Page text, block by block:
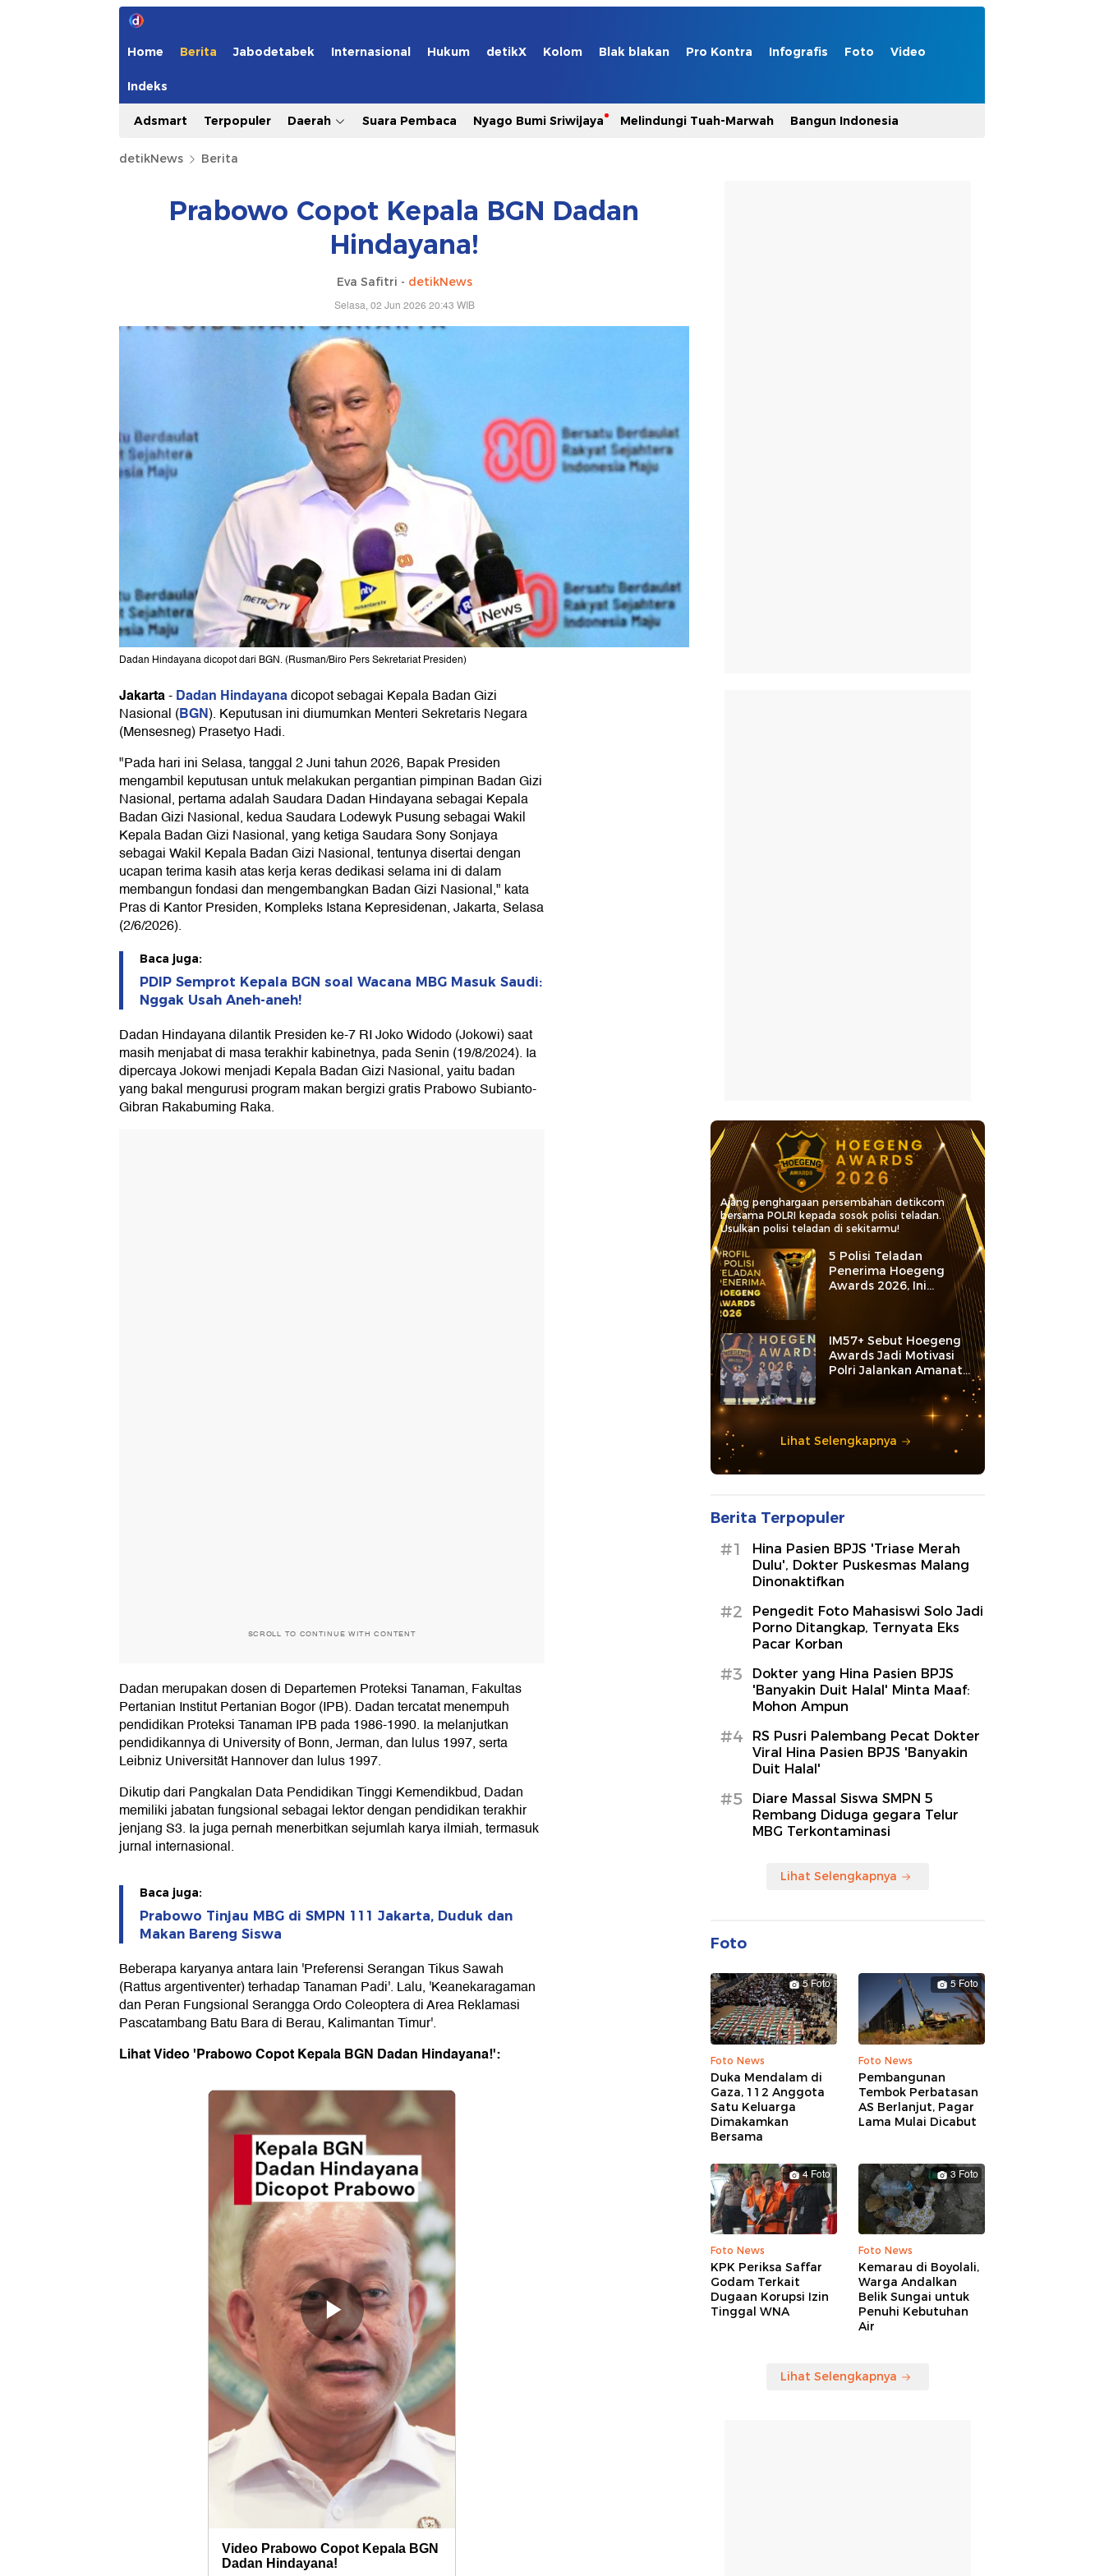
Home Berita Jabodetabek Internasional Hukum detikX Kolom Blak blakan Pro Kontra Infografis Foto Video
Indeks
Adsmart Terpopuler Daerah Suara Pembaca Nyago Bumi Sriwijaya Melindungi Tuah-Marwah Bangun Indonesia
detikNews Berita
Prabowo Copot Kepala BGN Dadan
Hindayana!
Eva Safitri - detikNews
Selasa, 02 Jun 2026 20:43 WIB
Dadan Hindayana dicopot dari BGN. (Rusman/Biro Pers Sekretariat Presiden)
Jakarta-Dadan Hindayanadicopot sebagai Kepala Badan Gizi
Nasional (BGN). Keputusan ini diumumkan Menteri Sekretaris Negara
(Mensesneg) Prasetyo Hadi.
"Pada hari ini Selasa, tanggal 2 Juni tahun 2026, Bapak Presiden
mengambil keputusan untuk melakukan pergantian pimpinan Badan Gizi
Nasional, pertama adalah Saudara Dadan Hindayana sebagai Kepala
Badan Gizi Nasional, kedua Saudara Lodewyk Pusung sebagai Wakil
Kepala Badan Gizi Nasional, yang ketiga Saudara Sony Sonjaya
sebagai Wakil Kepala Badan Gizi Nasional, tentunya disertai dengan
ucapan terima kasih atas kerja keras dedikasi selama ini di dalam
membangun fondasi dan mengembangkan Badan Gizi Nasional," kata
Pras di Kantor Presiden, Kompleks Istana Kepresidenan, Jakarta, Selasa
(2/6/2026).
Baca juga:
PDIP Semprot Kepala BGN soal Wacana MBG Masuk Saudi:
Nggak Usah Aneh-aneh!
Dadan Hindayana dilantik Presiden ke-7 RI Joko Widodo (Jokowi) saat
masih menjabat di masa terakhir kabinetnya, pada Senin (19/8/2024). Ia
dipercaya Jokowi menjadi Kepala Badan Gizi Nasional, yaitu badan
yang bakal mengurusi program makan bergizi gratis Prabowo Subianto-
Gibran Rakabuming Raka.
SCROLL TO CONTINUE WITH CONTENT
Dadan merupakan dosen di Departemen Proteksi Tanaman, Fakultas
Pertanian Institut Pertanian Bogor (IPB). Dadan tercatat menempuh
pendidikan Proteksi Tanaman IPB pada 1986-1990. Ia melanjutkan
pendidikannya di University of Bonn, Jerman, dan lulus 1997, serta
Leibniz Universität Hannover dan lulus 1997.
Dikutip dari Pangkalan Data Pendidikan Tinggi Kemendikbud, Dadan
memiliki jabatan fungsional sebagai lektor dengan pendidikan terakhir
jenjang S3. Ia juga pernah menerbitkan sejumlah karya ilmiah, termasuk
jurnal internasional.
Baca juga:
Prabowo Tinjau MBG di SMPN 111 Jakarta, Duduk dan
Makan Bareng Siswa
Beberapa karyanya antara lain 'Preferensi Serangan Tikus Sawah
(Rattus argentiventer) terhadap Tanaman Padi'. Lalu, 'Keanekaragaman
dan Peran Fungsional Serangga Ordo Coleoptera di Area Reklamasi
Pascatambang Batu Bara di Berau, Kalimantan Timur'.
Lihat Video 'Prabowo Copot Kepala BGN Dadan Hindayana!':
Ajang penghargaan persembahan detikcom
bersama POLRI kepada sosok polisi teladan.
Usulkan polisi teladan di sekitarmu!
5 Polisi Teladan
Penerima Hoegeng
Awards 2026, Ini
Kategori dan Kiprahnya
IM57+ Sebut Hoegeng
Awards Jadi Motivasi
Polri Jalankan Amanat
Lihat Selengkapnya
Berita Terpopuler
#1
Hina Pasien BPJS 'Triase Merah
Dulu', Dokter Puskesmas Malang
Dinonaktifkan
#2
Pengedit Foto Mahasiswi Solo Jadi
Porno Ditangkap, Ternyata Eks
Pacar Korban
#3
Dokter yang Hina Pasien BPJS
'Banyakin Duit Halal' Minta Maaf:
Mohon Ampun
#4
RS Pusri Palembang Pecat Dokter
Viral Hina Pasien BPJS 'Banyakin
Duit Halal'
#5
Diare Massal Siswa SMPN 5
Rembang Diduga gegara Telur
MBG Terkontaminasi
Lihat Selengkapnya
Foto
5 Foto
Foto News
Duka Mendalam di
Gaza, 112 Anggota
Satu Keluarga
Dimakamkan
Bersama
5 Foto
Foto News
Pembangunan
Tembok Perbatasan
AS Berlanjut, Pagar
Lama Mulai Dicabut
4 Foto
Foto News
KPK Periksa Saffar
Godam Terkait
Dugaan Korupsi Izin
Tinggal WNA
3 Foto
Foto News
Kemarau di Boyolali,
Warga Andalkan
Belik Sungai untuk
Penuhi Kebutuhan
Air
Lihat Selengkapnya